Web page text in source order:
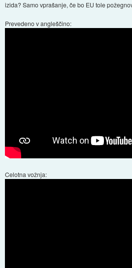
izida? Samo vprašanje, če bo EU tole
Prevedeno v angleščino:
Celotna vožnja: